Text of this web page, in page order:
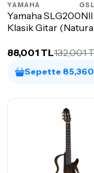
YAMAHA
Yamaha
Klasik Gitar
88,001 TL132,001
Sepette